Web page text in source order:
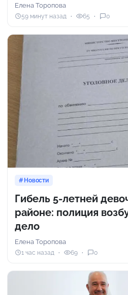
Елена Торопова
59 минут назад 65 0
Новости
Гибель 5-летней
районе: полиция
дело
Елена Торопова
1 час назад 69 0